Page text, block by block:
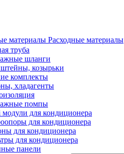
Расходные материалы
труба
шланги
козырьки
комплекты
хладагенты
помпы
для кондиционера
для кондиционера
для кондиционера
для кондиционера
панели